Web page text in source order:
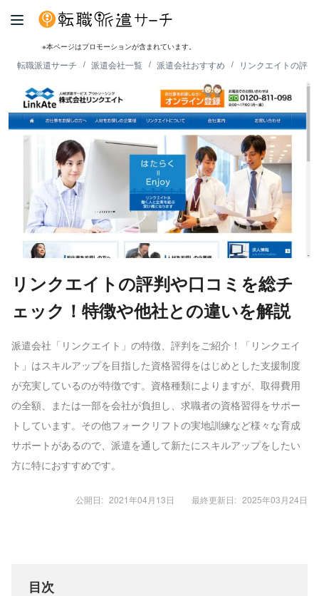
※本ページはプロモーションが含まれています。
転職派遣サーチ 派遣会社一覧 派遣会社おすすめ リンクエイトの評
リンクエイトの評判や口コミを総チ
ェック！特徴や他社との違いを解説
派遣会社「リンクエイト」の特徴、評判をご紹介！「リンクエイ
ト」はスキルアップを目指した資格習得をはじめとした支援制度
が充実しているのが特徴です。資格種類によりますが、取得費用
の全額、または一部を会社が負担し、求職者の資格習得をサポー
トしています。その他フォークリフトの実地訓練など様々な育成
サポートがあるので、派遣を通して新たにスキルアップをしたい
方に特におすすめです。
公開日: 2021年04月13日 最終更新日: 2025年03月24日
目次